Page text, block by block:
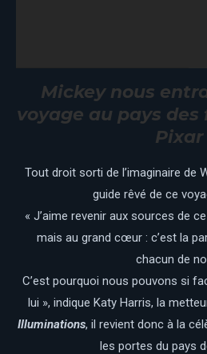
Mickey nous
voyage au pays
Pixar
Tout droit sorti de l’imaginaire de
guide rêvé de ce
« J’aime revenir aux sources de
mais au grand cœur : c’est la
chacun de
C’est pourquoi nous pouvons si
lui », indique Katy Harris, la
Illuminations, il revient donc à la
les portes du pays